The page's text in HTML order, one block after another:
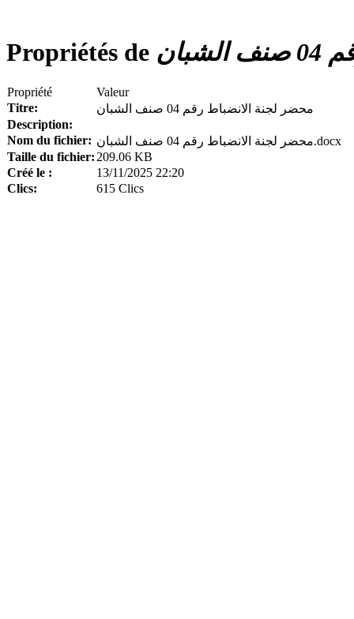
Propriétés de
Propriété
Valeur
Titre:
محضر لجنة الانضباط رقم 04 صنف الشبان
Description:
Nom du fichier:
محضر لجنة الانضباط رقم 04 صنف الشبان.docx
Taille du fichier: 209.06 KB
Créé le :
13/11/2025 22:20
Clics:
615 Clics